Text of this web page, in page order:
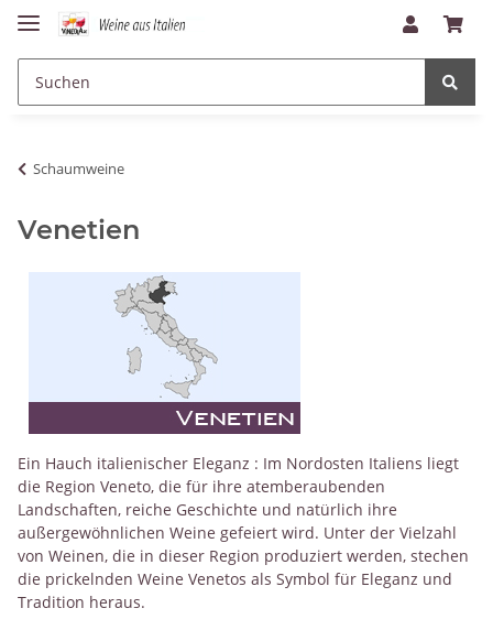
Schaumweine
Venetien
Ein Hauch italienischer Eleganz : Im Nordosten Italiens liegt
die Region Veneto, die für ihre atemberaubenden
Landschaften, reiche Geschichte und natürlich ihre
außergewöhnlichen Weine gefeiert wird. Unter der Vielzahl
von Weinen, die in dieser Region produziert werden, stechen
die prickelnden Weine Venetos als Symbol für Eleganz und
Tradition heraus.